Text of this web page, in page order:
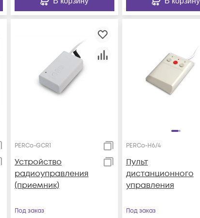
PERCo-GCR1
Устройство
радиоуправления
(приемник)
Под заказ
PERCo-H6/4
Пульт
дистанционного
управления
Под заказ